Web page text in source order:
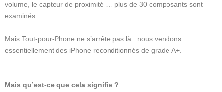
volume, le capteur de proximité … plus de 30 composants sont
examinés.
Mais Tout-pour-Phone ne s’arrête pas là : nous vendons
essentiellement des iPhone reconditionnés de grade A+.
Mais qu’est-ce que cela signifie ?